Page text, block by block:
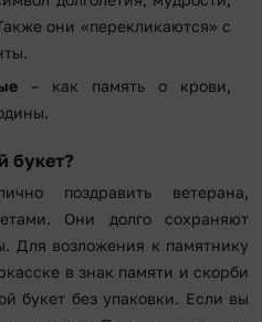
они «перекликаются» с
– как память о крови,
букет?
поздравить ветерана,
Они долго сохраняют
Для возложения к памятнику
в знак памяти и скорби
букет без упаковки. Если вы